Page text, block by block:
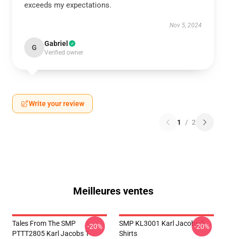
exceeds my expectations.
Nov 5, 2024
G Gabriel
Verified owner
Write your review
1 / 2
Meilleures ventes
Tales From The SMP
PTTT2805 Karl Jacobs T-
-20%
SMP KL3001 Karl Jacobs T-
Shirts
-20%